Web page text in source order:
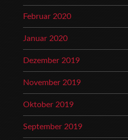
Februar 2020
Januar 2020
Dezember 2019
November 2019
Oktober 2019
September 2019